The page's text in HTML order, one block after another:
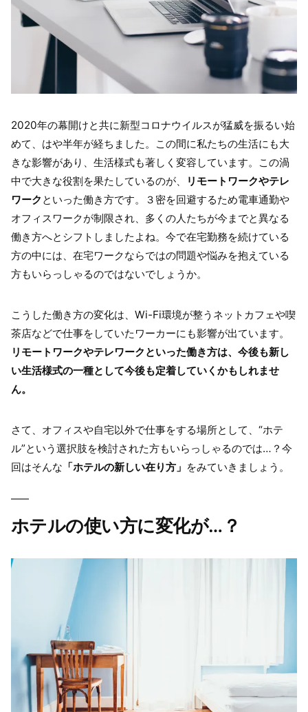
2020年の幕開けと共に新型コロナウイルスが猛威を振るい始
めて、はや半年が経ちました。この間に私たちの生活にも大
きな影響があり、生活様式も著しく変容しています。この渦
中で大きな役割を果たしているのが、
リモートワークやテレ
ワーク といった働き方です。３密を回避するため電車通勤や
オフィスワークが制限され、多くの人たちが今までと異なる
働き方へとシフトしましたよね。今で在宅勤務を続けている
方の中には、在宅ワークならではの問題や悩みを抱えている
方もいらっしゃるのではないでしょうか。
こうした働き方の変化は、Wi-Fi環境が整うネットカフェや喫
茶店などで仕事をしていたワーカーにも影響が出ています。
リモートワークやテレワークといった働き方は、今後も新し
い生活様式の一種として今後も定着していくかもしれませ
ん。
さて、オフィスや自宅以外で仕事をする場所として、“ホテ
ル”という選択肢を検討された方もいらっしゃるのでは…？今
回はそんな 「ホテルの新しい在り方」 をみていきましょう。
ホテルの使い方に変化が…？